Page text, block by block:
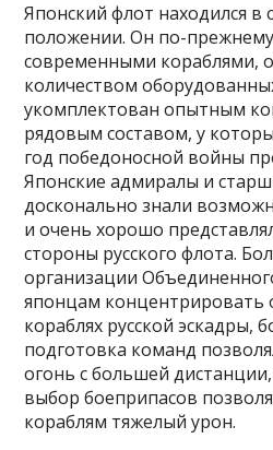
Японский флот находился
положении. Он по-
современными кораблями,
количеством
укомплектован опытным
рядовым составом, у
год победоносной войны
Японские адмиралы и
досконально знали
и очень хорошо
стороны русского флота.
организации
японцам концентрировать
кораблях русской эскадры,
подготовка команд
огонь с большей
выбор боеприпасов
кораблям тяжелый урон.